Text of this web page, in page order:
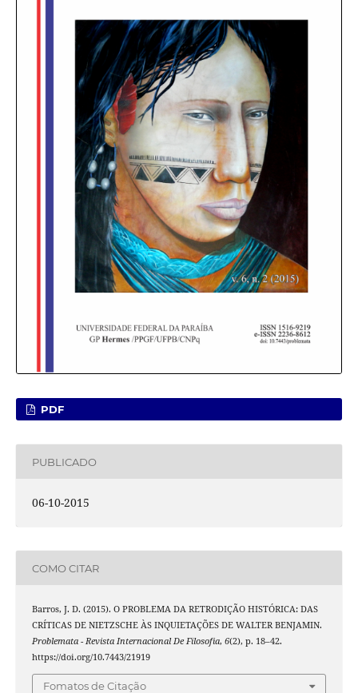
PDF
PUBLICADO
06-10-2015
COMO CITAR
Barros, J. D. (2015). O PROBLEMA DA RETRODIÇÃO HISTÓRICA: DAS
CRÍTICAS DE NIETZSCHE ÀS INQUIETAÇÕES DE WALTER BENJAMIN.
Problemata - Revista Internacional De Filosofia, 6(2), p. 18–42.
https://doi.org/10.7443/21919
Fomatos de Citação